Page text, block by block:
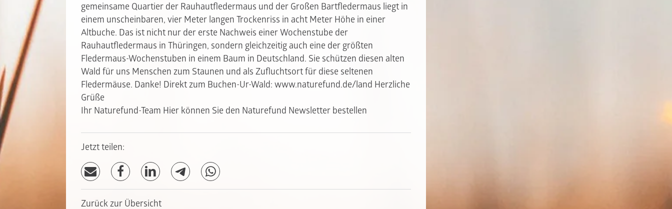
gemeinsame Quartier der Rauhautfledermaus und der Großen Bartfledermaus liegt in
einem unscheinbaren, vier Meter langen Trockenriss in acht Meter Höhe in einer
Altbuche. Das ist nicht nur der erste Nachweis einer Wochenstube der
Rauhautfledermaus in Thüringen, sondern gleichzeitig auch eine der größten
Fledermaus-Wochenstuben in einem Baum in Deutschland. Sie schützen diesen alten
Wald für uns Menschen zum Staunen und als Zufluchtsort für diese seltenen
Fledermäuse. Danke! Direkt zum Buchen-Ur-Wald: www.naturefund.de/land Herzliche
Grüße
Ihr Naturefund-Team Hier können Sie den Naturefund Newsletter bestellen
Jetzt teilen:
Zurück zur Übersicht